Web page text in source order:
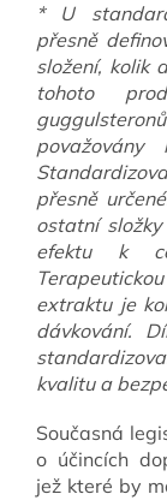
* U
přesně
složení, kolik
tohoto
přesně
ostatní
efektu k
extraktu je
dávkování.
kvalitu a
Současná
o účincích
jež které by